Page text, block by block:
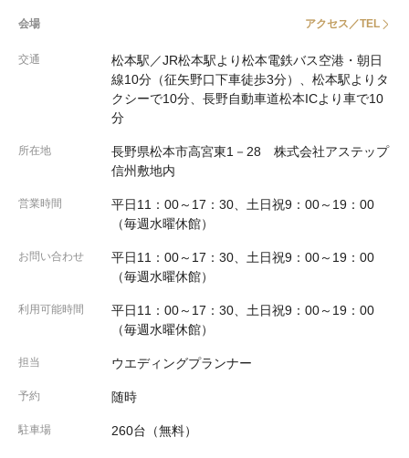
会場 アクセス／TEL
交通
松本駅／JR松本駅より松本電鉄バス空港・朝日
線10分（征矢野口下車徒歩3分）、松本駅よりタ
クシーで10分、長野自動車道松本ICより車で10
分
所在地
長野県松本市高宮東1－28 株式会社アステップ
信州敷地内
営業時間
平日11：00～17：30、土日祝9：00～19：00
（毎週水曜休館）
お問い合わせ
平日11：00～17：30、土日祝9：00～19：00
（毎週水曜休館）
利用可能時間
平日11：00～17：30、土日祝9：00～19：00
（毎週水曜休館）
担当 ウエディングプランナー
予約 随時
駐車場 260台（無料）